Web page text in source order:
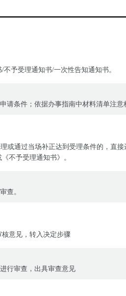
不予受理通知书/一次性告知通知书。
请条件；依据办事指南中材料清单注
或通过当场补正达到受理条件的，直
不予受理通知书》。
查。
意见，转入决定步骤
行审查，出具审查意见